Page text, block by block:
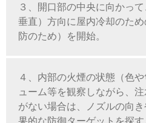
３、開口部の中央に向かっ
垂直）方向に屋内冷却のた
防のため）を開始。
４、内部の火煙の状態（色
ューム等を観察しながら、
がない場合は、ノズルの向
果的な防御ターゲットを探す